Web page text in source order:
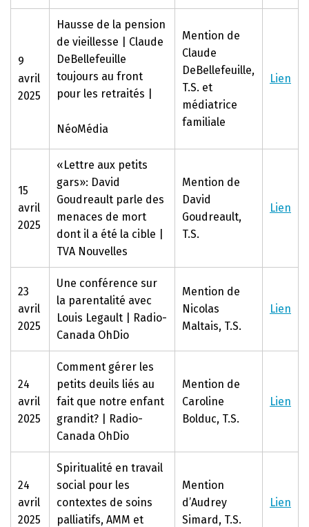
9
avril
2025
Hausse de la pension
de vieillesse | Claude
DeBellefeuille
toujours au front
pour les retraités |
NéoMédia
Mention de
Claude
DeBellefeuille,
T.S. et
médiatrice
familiale
Lien
15
avril
2025
«Lettre aux petits
gars»: David
Goudreault parle des
menaces de mort
dont il a été la cible |
TVA Nouvelles
Mention de
David
Goudreault,
T.S.
Lien
23
avril
2025
Une conférence sur
la parentalité avec
Louis Legault | Radio-
Canada OhDio
Mention de
Nicolas
Maltais, T.S.
Lien
24
avril
2025
Comment gérer les
petits deuils liés au
fait que notre enfant
grandit? | Radio-
Canada OhDio
Mention de
Caroline
Bolduc, T.S.
Lien
24
avril
2025
Spiritualité en travail
social pour les
contextes de soins
palliatifs, AMM et
Mention
d’Audrey
Simard, T.S.
Lien